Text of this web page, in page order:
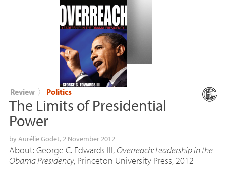
Review 〉 Politics
The Limits of Presidential
Power
byAurélie Godet, 2 November 2012
About: George C. Edwards III, Overreach: Leadership in the
Obama Presidency, Princeton University Press, 2012